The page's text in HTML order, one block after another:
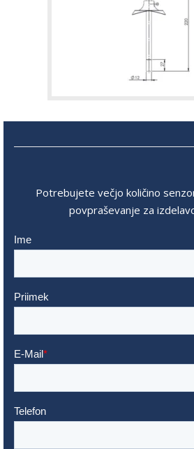
Potrebujete večjo količino
povpraševanje za